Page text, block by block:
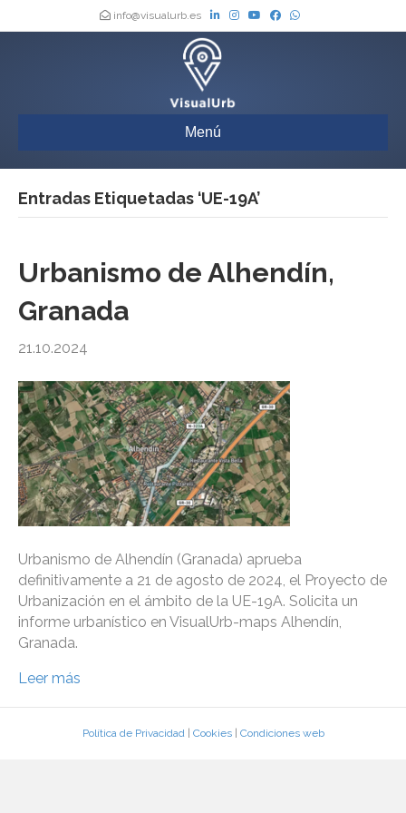
info@visualurb.es
Menú
Entradas Etiquetadas ‘UE-19A’
Urbanismo de Alhendín,
Granada
21.10.2024
Urbanismo de Alhendín (Granada) aprueba
definitivamente a 21 de agosto de 2024, el Proyecto de
Urbanización en el ámbito de la UE-19A. Solicita un
informe urbanístico en VisualUrb-maps Alhendín,
Granada.
Leer más
Política de Privacidad| Cookies| Condiciones web